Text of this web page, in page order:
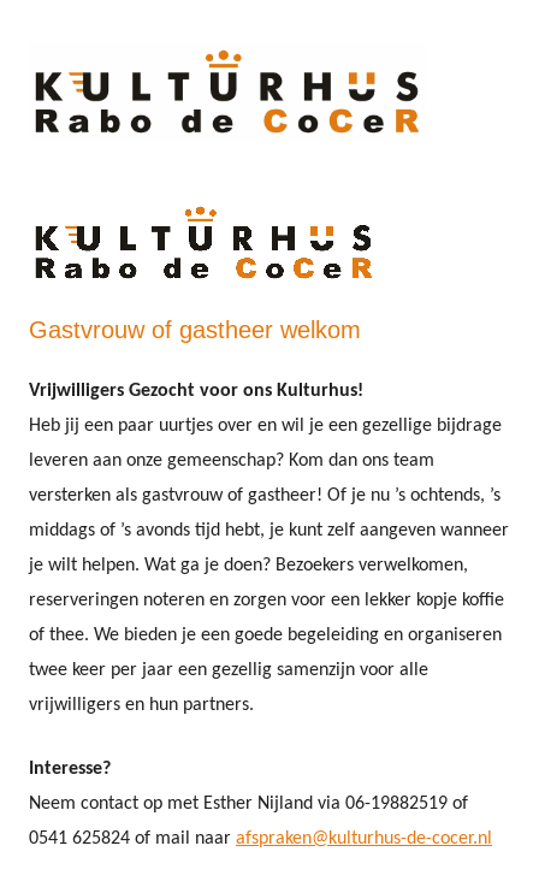
Gastvrouw of gastheer welkom
Vrijwilligers Gezocht voor ons Kulturhus!
Heb jij een paar uurtjes over en wil je een gezellige bijdrage
leveren aan onze gemeenschap? Kom dan ons team
versterken als gastvrouw of gastheer! Of je nu ’s ochtends, ’s
middags of ’s avonds tijd hebt, je kunt zelf aangeven wanneer
je wilt helpen. Wat ga je doen? Bezoekers verwelkomen,
reserveringen noteren en zorgen voor een lekker kopje koffie
of thee. We bieden je een goede begeleiding en organiseren
twee keer per jaar een gezellig samenzijn voor alle
vrijwilligers en hun partners.
Interesse?
Neem contact op met Esther Nijland via 06-19882519 of
0541 625824 of mail naar afspraken@kulturhus-de-cocer.nl